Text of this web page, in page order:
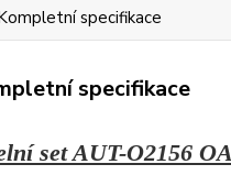
specifikace
specifikace
set AUT-O2156